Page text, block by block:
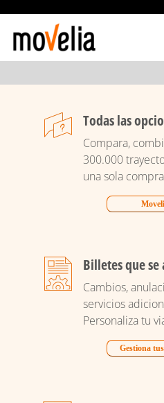
Todas las
Compara,
300.000
una sola
Billetes que
Cambios,
servicios
Personaliza tu
Gestiona